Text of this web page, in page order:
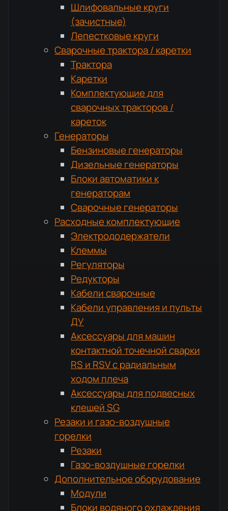
Шлифовальные круги
(зачистные)
Лепестковые круги
Сварочные трактора / каретки
Трактора
Каретки
Комплектующие для
сварочных тракторов /
кареток
Генераторы
Бензиновые генераторы
Дизельные генераторы
Блоки автоматики к
генераторам
Сварочные генераторы
Расходные комплектующие
Электрододержатели
Клеммы
Регуляторы
Редукторы
Кабели сварочные
Кабели управления и пульты
ДУ
Аксессуары для машин
контактной точечной сварки
RS и RSV с радиальным
ходом плеча
Аксессуары для подвесных
клещей SG
Резаки и газо-воздушные
горелки
Резаки
Газо-воздушные горелки
Дополнительное оборудование
Модули
Блоки водяного охлаждения